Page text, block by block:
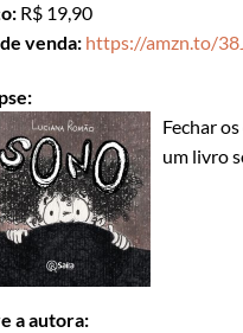
R$ 19,90
venda: https://amzn.to/
Fechar
um livro
a autora: